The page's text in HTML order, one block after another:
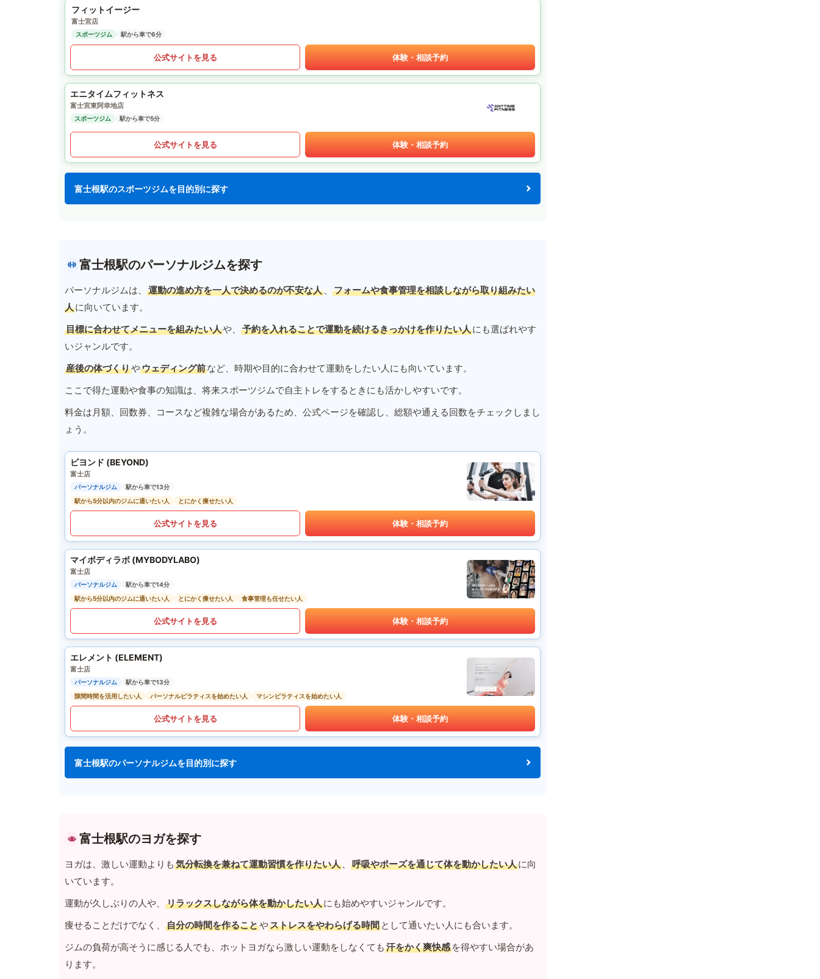
フィットイージー
富士宮店
スポーツジム 駅から車で6分
公式サイトを見る 体験・相談予約
エニタイムフィットネス
富士宮東阿幸地店
スポーツジム 駅から車で5分
公式サイトを見る 体験・相談予約
富士根駅のスポーツジムを目的別に探す
富士根駅のパーソナルジムを探す
パーソナルジムは、 運動の進め方を一人で決めるのが不安な人 、
フォームや食事管理を相談しながら取り組みたい
人に向いています。
目標に合わせてメニューを組みたい人や、 予約を入れることで運動を続けるきっかけを作りたい人にも選ばれやす
いジャンルです。
産後の体づくりやウェディング前など、時期や目的に合わせて運動をしたい人にも向いています。
ここで得た運動や食事の知識は、将来スポーツジムで自主トレをするときにも活かしやすいです。
料金は月額、回数券、コースなど複雑な場合があるため、公式ページを確認し、総額や通える回数をチェックしまし
ょう。
ビヨンド (BEYOND)
富士店
パーソナルジム
駅から車で13分
駅から5分以内のジムに通いたい人
とにかく痩せたい人
公式サイトを見る 体験・相談予約
マイボディラボ (MYBODYLABO)
富士店
パーソナルジム
駅から車で14分
駅から5分以内のジムに通いたい人
とにかく痩せたい人 食事管理も任せたい人
公式サイトを見る 体験・相談予約
エレメント (ELEMENT)
富士店
パーソナルジム
駅から車で13分
隙間時間を活用したい人
パーソナルピラティスを始めたい人 マシンピラティスを始めたい人
公式サイトを見る 体験・相談予約
富士根駅のパーソナルジムを目的別に探す
富士根駅のヨガを探す
ヨガは、激しい運動よりも 気分転換を兼ねて運動習慣を作りたい人 、 呼吸やポーズを通じて体を動かしたい人に向
いています。
運動が久しぶりの人や、
リラックスしながら体を動かしたい人にも始めやすいジャンルです。
痩せることだけでなく、
自分の時間を作ることやストレスをやわらげる時間 として通いたい人にも合います。
ジムの負荷が高そうに感じる人でも、ホットヨガなら激しい運動をしなくても 汗をかく爽快感 を得やすい場合があ
ります。